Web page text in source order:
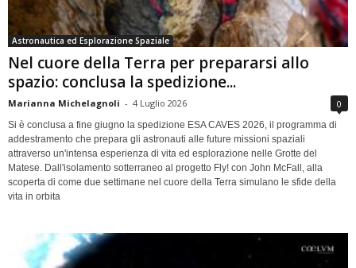
Astronautica ed Esplorazione Spaziale
Nel cuore della Terra per prepararsi allo
spazio: conclusa la spedizione...
Marianna Michelagnoli - 4 Luglio 2026 0
Si è conclusa a fine giugno la spedizione ESA CAVES 2026, il programma di
addestramento che prepara gli astronauti alle future missioni spaziali
attraverso un'intensa esperienza di vita ed esplorazione nelle Grotte del
Matese. Dall'isolamento sotterraneo al progetto Fly! con John McFall, alla
scoperta di come due settimane nel cuore della Terra simulano le sfide della
vita in orbita